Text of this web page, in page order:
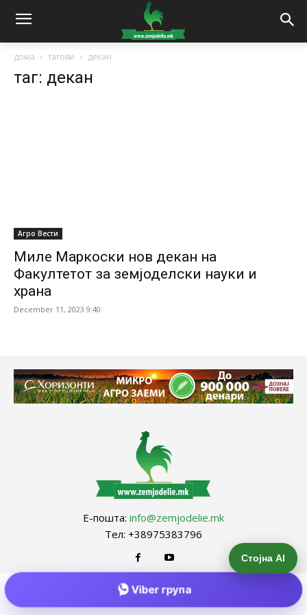
дома тагови декан
таг: декан
Агро Вести
Миле Маркоски нов декан на
Факултетот за земјоделски науки и
храна
December 11, 2023 9:40
Е-пошта: info@zemjodelie.mk
Тел: +38975383796
Стојна AI
Viber група